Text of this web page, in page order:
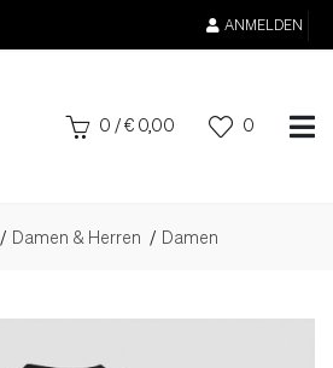
ANMELDEN
0 /€ 0,00 0
Damen & Herren Damen